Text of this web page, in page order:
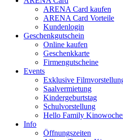
ARENA Card kaufen
ARENA Card Vorteile
Kundenlogin
Geschenkgutschein
Online kaufen
Geschenkkarte
Firmengutscheine
Events
Exklusive
Saalvermietung
Kindergeburtstag
Schulvorstellung
Hello Family
Info
Öffnungszeiten